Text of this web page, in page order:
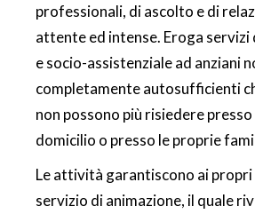
professionali, di ascolto e di
attente ed intense. Eroga
e socio-assistenziale ad anziani
completamente autosufficienti
non possono più risiedere
domicilio o presso le proprie
Le attività garantiscono ai propri
servizio di animazione, il quale